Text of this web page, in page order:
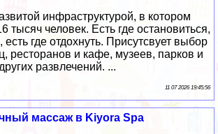
инфраструктурой, в котором
тысяч человек. Есть где остановиться,
есть где отдохнуть. Присутсвует выбор
ресторанов и кафе, музеев, парков и
других развлечений. ...
11 07 2026 19:45:56
массаж в Kiyora Spa